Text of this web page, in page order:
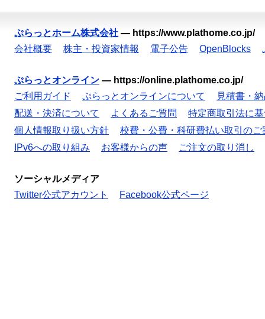
ぷらっとホーム株式会社 — https://www.plathome.co.jp/
会社概要
株主・投資家情報 電子公告 OpenBlocks
ぷらっとオンライン — https://online.plathome.co.jp/
ご利用ガイド
ぷらっとオンラインについて
見積書・
配送・決済について
よくあるご質問
特定商取引法に
個人情報取り扱い方針
校費・公費・科研費払い取引のご
IPv6への取り組み
お客様からの声 ご注文の取り消し
ソーシャルメディア
Twitter公式アカウント
Facebook公式ページ